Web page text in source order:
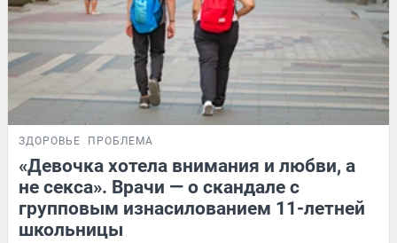
ЗДОРОВЬЕ ПРОБЛЕМА
«Девочка хотела внимания и любви, а
не секса». Врачи — о скандале с
групповым изнасилованием 11-летней
школьницы